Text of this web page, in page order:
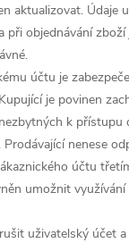
aktualizovat. Údaje
při objednávání
účtu je
je povinen
k přístupu
nenese
účtu
umožnit
uživatelský účet